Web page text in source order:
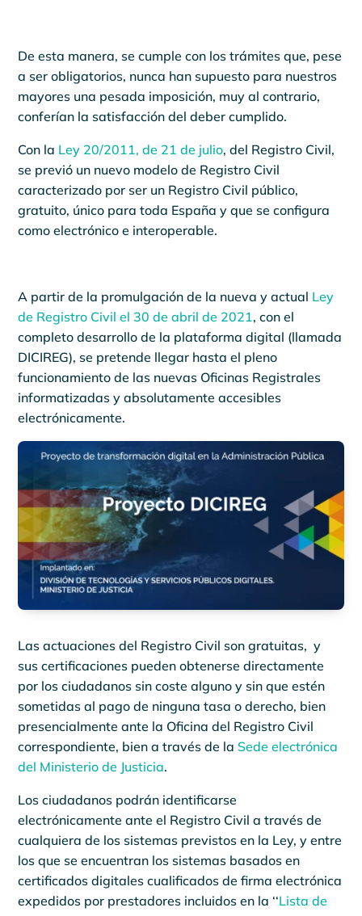
De esta manera, se cumple con los trámites que, pese
a ser obligatorios, nunca han supuesto para nuestros
mayores una pesada imposición, muy al contrario,
conferían la satisfacción del deber cumplido.
Con la Ley 20/2011, de 21 de julio, del Registro Civil,
se previó un nuevo modelo de Registro Civil
caracterizado por ser un Registro Civil público,
gratuito, único para toda España y que se configura
como electrónico e interoperable.
A partir de la promulgación de la nueva y actual Ley
de Registro Civil el 30 de abril de 2021, con el
completo desarrollo de la plataforma digital (llamada
DICIREG), se pretende llegar hasta el pleno
funcionamiento de las nuevas Oficinas Registrales
informatizadas y absolutamente accesibles
electrónicamente.
Las actuaciones del Registro Civil son gratuitas, ​ y
sus certificaciones pueden obtenerse directamente
por los ciudadanos sin coste alguno y sin que estén
sometidas al pago de ninguna tasa o derecho, bien
presencialmente ante la Oficina del Registro Civil
correspondiente, bien a través de la Sede electrónica
del Ministerio de Justicia.
Los ciudadanos podrán identificarse
electrónicamente ante el Registro Civil a través de
cualquiera de los sistemas previstos en la Ley, y entre
los que se encuentran los sistemas basados en
certificados digitales cualificados de firma electrónica
expedidos por prestadores incluidos en la ‘‘Lista de